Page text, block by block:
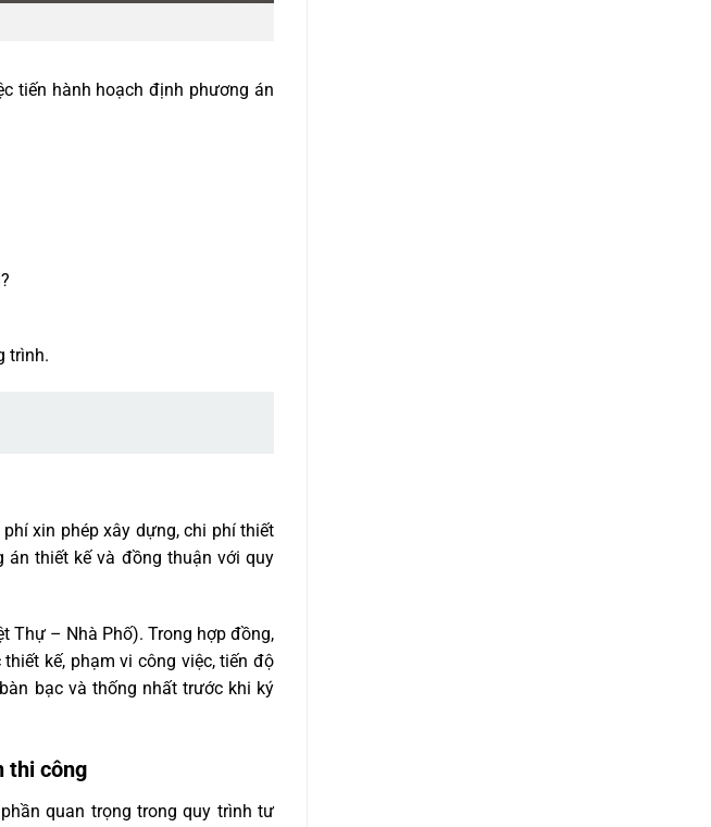
tiến hành hoạch định phương án
trình.
xin phép xây dựng, chi phí thiết
thiết kế và đồng thuận với quy
Thự – Nhà Phố). Trong hợp đồng,
kế, phạm vi công việc, tiến độ
bạc và thống nhất trước khi ký
thi công
quan trọng trong quy trình tư